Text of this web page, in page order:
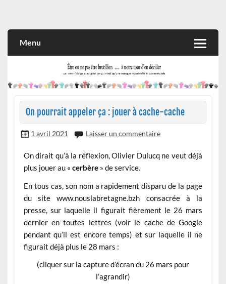
et commerciale
Menu
On pourrait appeler ça : jouer à cache-cache
1 avril 2021 Laisser un commentaire
On dirait qu’à la réflexion, Olivier Dulucq ne veut déjà
plus jouer au « cerbère» de service.
En tous cas, son nom a rapidement disparu de la page
du site www.nouslabretagne.bzh consacrée à la
presse, sur laquelle il figurait fièrement le 26 mars
dernier en toutes lettres (voir le cache de Google
pendant qu’il est encore temps) et sur laquelle il ne
figurait déjà plus le 28 mars :
(cliquer sur la capture d’écran du 26 mars pour
l’agrandir)